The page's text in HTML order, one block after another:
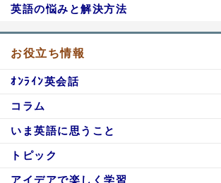
英語の悩みと解決方法
お役立ち情報
ｵﾝﾗｲﾝ英会話
コラム
いま英語に思うこと
トピック
アイデアで楽しく学習